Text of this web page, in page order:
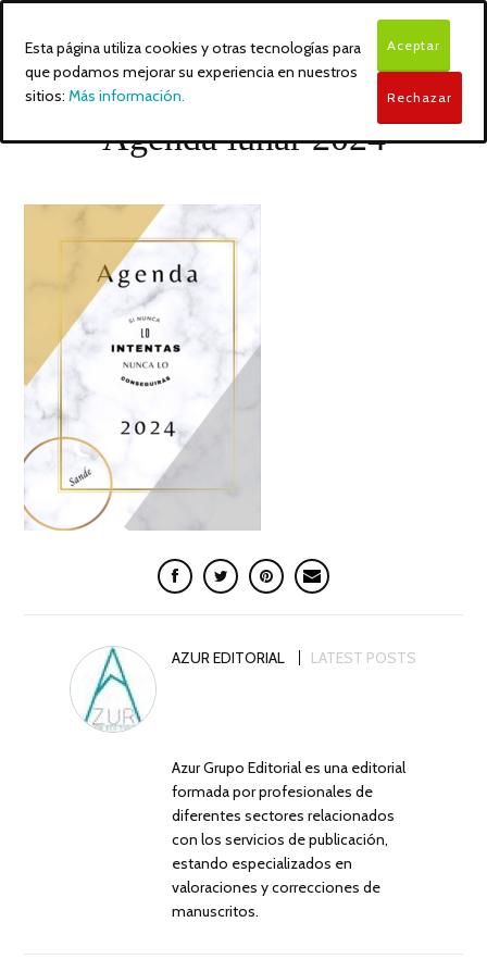
Agenda lunar 2024
AZUR EDITORIAL LATEST POSTS
Azur Grupo Editorial es una editorial
formada por profesionales de
diferentes sectores relacionados
con los servicios de publicación,
estando especializados en
valoraciones y correcciones de
manuscritos.
Esta página utiliza cookies y otras tecnologías para
que podamos mejorar su experiencia en nuestros
sitios: Más información.
Aceptar
Rechazar